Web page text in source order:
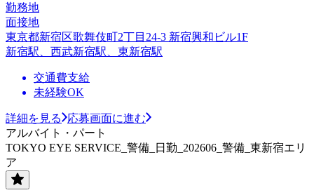
勤務地
面接地
東京都新宿区歌舞伎町2丁目24-3 新宿興和ビル1F
新宿駅、西武新宿駅、東新宿駅
交通費支給
未経験OK
詳細を見る
応募画面に進む
アルバイト・パート
TOKYO EYE SERVICE_警備_日勤_202606_警備_東新宿エリ
ア